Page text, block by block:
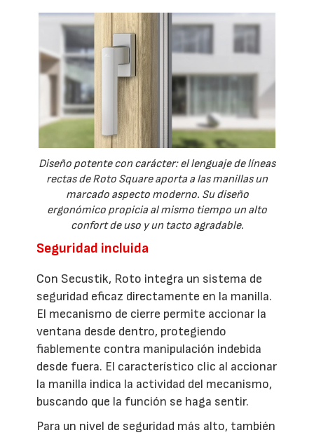
Diseño potente con carácter: el lenguaje de líneas
rectas de Roto Square aporta a las manillas un
marcado aspecto moderno. Su diseño
ergonómico propicia al mismo tiempo un alto
confort de uso y un tacto agradable.
Seguridad incluida
Con Secustik, Roto integra un sistema de
seguridad eficaz directamente en la manilla.
El mecanismo de cierre permite accionar la
ventana desde dentro, protegiendo
fiablemente contra manipulación indebida
desde fuera. El característico clic al accionar
la manilla indica la actividad del mecanismo,
buscando que la función se haga sentir.
Para un nivel de seguridad más alto, también